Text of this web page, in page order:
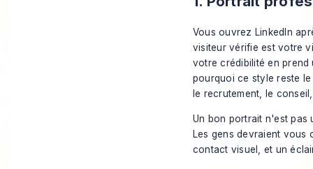
Vous ouvrez LinkedIn
visiteur vérifie est votre
votre crédibilité en
pourquoi ce style reste
le recrutement, le
Un bon portrait n'est pas
Les gens devraient
contact visuel, et un